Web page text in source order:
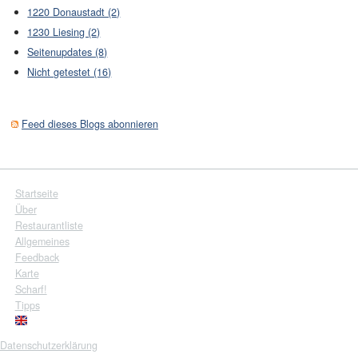
1220 Donaustadt (2)
1230 Liesing (2)
Seitenupdates (8)
Nicht getestet (16)
Feed dieses Blogs abonnieren
Startseite
Über
Restaurantliste
Allgemeines
Feedback
Karte
Scharf!
Tipps
Datenschutzerklärung